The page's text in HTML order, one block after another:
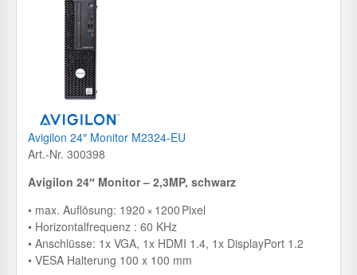
Avigilon 24″ Monitor M2324-EU
Art.-Nr. 300398
Avigilon 24″ Monitor – 2,3MP, schwarz
• max. Auflösung: 1920 × 1200 Pixel
• Horizontalfrequenz : 60 KHz
• Anschlüsse: 1x VGA, 1x HDMI 1.4, 1x DisplayPort 1.2
• VESA Halterung 100 x 100 mm